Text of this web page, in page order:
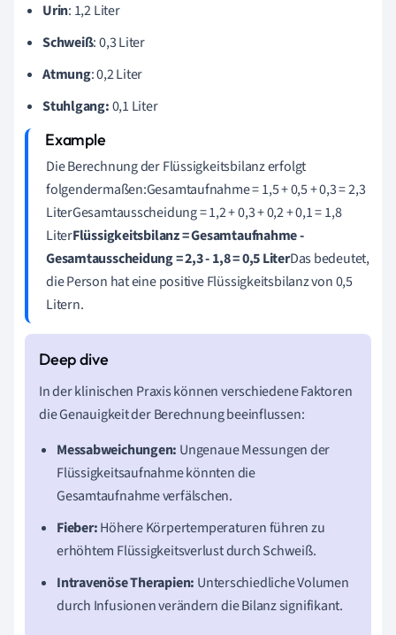
Urin: 1,2 Liter
Schweiß: 0,3 Liter
Atmung: 0,2 Liter
Stuhlgang:0,1 Liter
Die Berechnung der Flüssigkeitsbilanz erfolgt
folgendermaßen:Gesamtaufnahme = 1,5 + 0,5 + 0,3 = 2,3
LiterGesamtausscheidung = 1,2 + 0,3 + 0,2 + 0,1 = 1,8
LiterFlüssigkeitsbilanz = Gesamtaufnahme -
Gesamtausscheidung = 2,3 - 1,8 = 0,5 LiterDas bedeutet,
die Person hat eine positive Flüssigkeitsbilanz von 0,5
Litern.
In der klinischen Praxis können verschiedene Faktoren
die Genauigkeit der Berechnung beeinflussen:
Messabweichungen: Ungenaue Messungen der
Flüssigkeitsaufnahme könnten die
Gesamtaufnahme verfälschen.
Fieber:Höhere Körpertemperaturen führen zu
erhöhtem Flüssigkeitsverlust durch Schweiß.
Intravenöse Therapien: Unterschiedliche Volumen
durch Infusionen verändern die Bilanz signifikant.